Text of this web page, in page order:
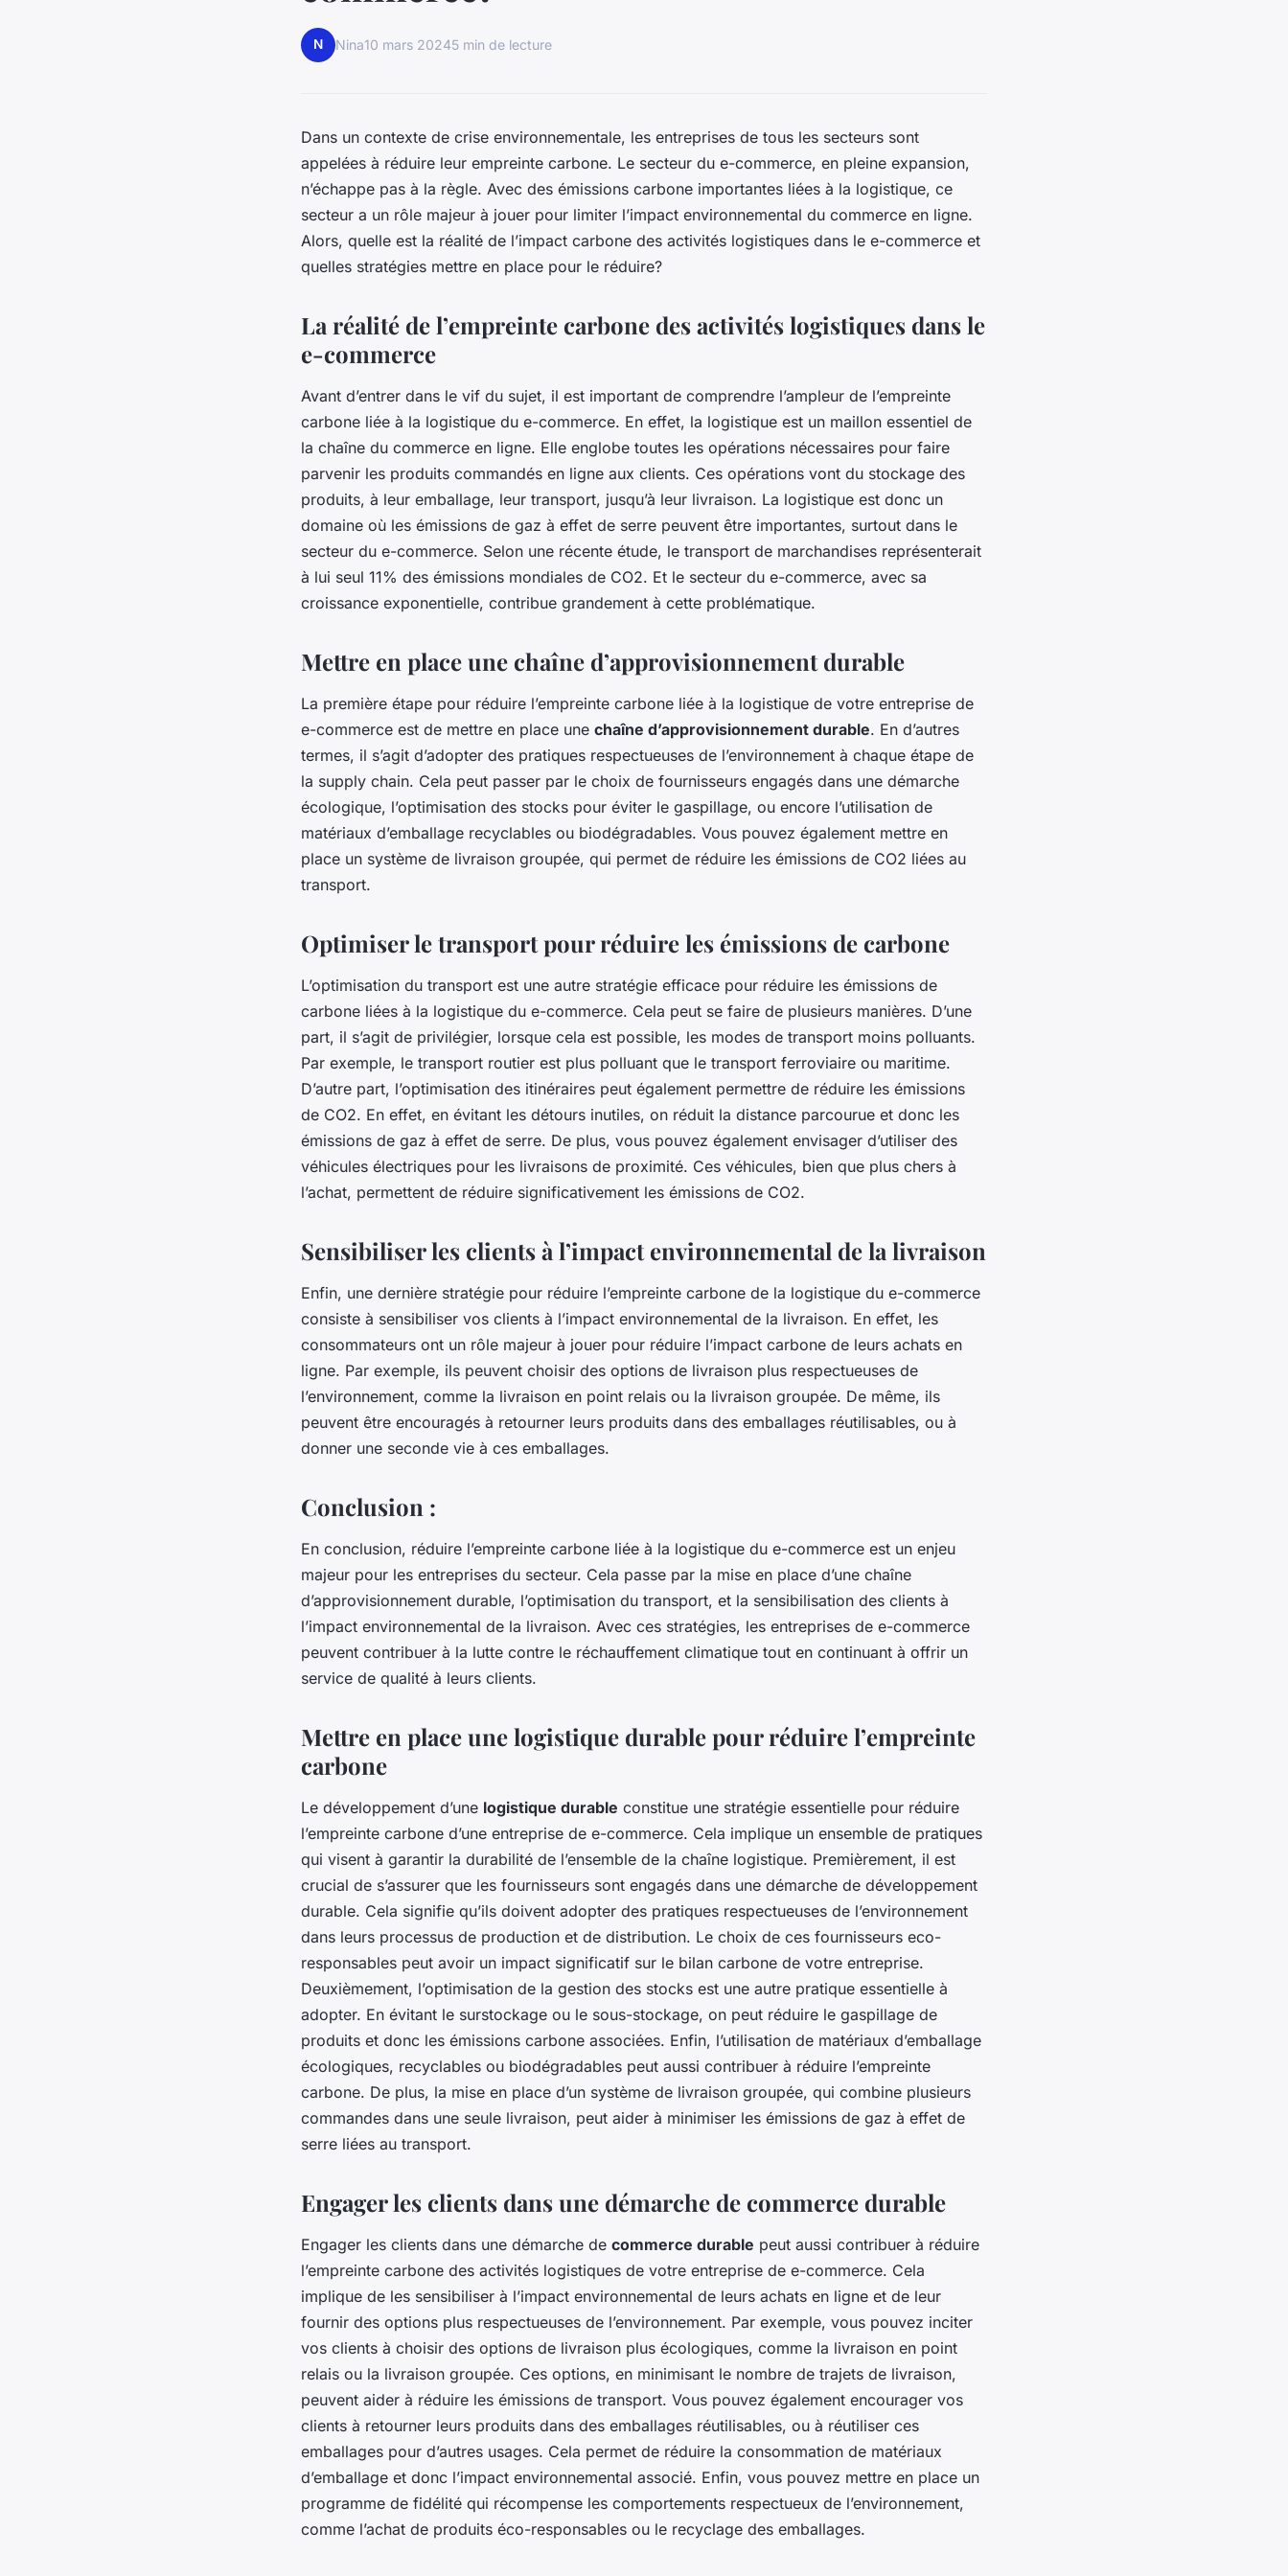
N Nina10 mars 20245 min de lecture
Dans un contexte de crise environnementale, les entreprises de tous les secteurs sont
appelées à réduire leur empreinte carbone. Le secteur du e-commerce, en pleine expansion,
n’échappe pas à la règle. Avec des émissions carbone importantes liées à la logistique, ce
secteur a un rôle majeur à jouer pour limiter l’impact environnemental du commerce en ligne.
Alors, quelle est la réalité de l’impact carbone des activités logistiques dans le e-commerce et
quelles stratégies mettre en place pour le réduire?
La réalité de l’empreinte carbone des activités logistiques dans le
e-commerce
Avant d’entrer dans le vif du sujet, il est important de comprendre l’ampleur de l’empreinte
carbone liée à la logistique du e-commerce. En effet, la logistique est un maillon essentiel de
la chaîne du commerce en ligne. Elle englobe toutes les opérations nécessaires pour faire
parvenir les produits commandés en ligne aux clients. Ces opérations vont du stockage des
produits, à leur emballage, leur transport, jusqu’à leur livraison. La logistique est donc un
domaine où les émissions de gaz à effet de serre peuvent être importantes, surtout dans le
secteur du e-commerce. Selon une récente étude, le transport de marchandises représenterait
à lui seul 11% des émissions mondiales de CO2. Et le secteur du e-commerce, avec sa
croissance exponentielle, contribue grandement à cette problématique.
Mettre en place une chaîne d’approvisionnement durable
La première étape pour réduire l’empreinte carbone liée à la logistique de votre entreprise de
e-commerce est de mettre en place une chaîne d’approvisionnement durable. En d’autres
termes, il s’agit d’adopter des pratiques respectueuses de l’environnement à chaque étape de
la supply chain. Cela peut passer par le choix de fournisseurs engagés dans une démarche
écologique, l’optimisation des stocks pour éviter le gaspillage, ou encore l’utilisation de
matériaux d’emballage recyclables ou biodégradables. Vous pouvez également mettre en
place un système de livraison groupée, qui permet de réduire les émissions de CO2 liées au
transport.
Optimiser le transport pour réduire les émissions de carbone
L’optimisation du transport est une autre stratégie efficace pour réduire les émissions de
carbone liées à la logistique du e-commerce. Cela peut se faire de plusieurs manières. D’une
part, il s’agit de privilégier, lorsque cela est possible, les modes de transport moins polluants.
Par exemple, le transport routier est plus polluant que le transport ferroviaire ou maritime.
D’autre part, l’optimisation des itinéraires peut également permettre de réduire les émissions
de CO2. En effet, en évitant les détours inutiles, on réduit la distance parcourue et donc les
émissions de gaz à effet de serre. De plus, vous pouvez également envisager d’utiliser des
véhicules électriques pour les livraisons de proximité. Ces véhicules, bien que plus chers à
l’achat, permettent de réduire significativement les émissions de CO2.
Sensibiliser les clients à l’impact environnemental de la livraison
Enfin, une dernière stratégie pour réduire l’empreinte carbone de la logistique du e-commerce
consiste à sensibiliser vos clients à l’impact environnemental de la livraison. En effet, les
consommateurs ont un rôle majeur à jouer pour réduire l’impact carbone de leurs achats en
ligne. Par exemple, ils peuvent choisir des options de livraison plus respectueuses de
l’environnement, comme la livraison en point relais ou la livraison groupée. De même, ils
peuvent être encouragés à retourner leurs produits dans des emballages réutilisables, ou à
donner une seconde vie à ces emballages.
Conclusion :
En conclusion, réduire l’empreinte carbone liée à la logistique du e-commerce est un enjeu
majeur pour les entreprises du secteur. Cela passe par la mise en place d’une chaîne
d’approvisionnement durable, l’optimisation du transport, et la sensibilisation des clients à
l’impact environnemental de la livraison. Avec ces stratégies, les entreprises de e-commerce
peuvent contribuer à la lutte contre le réchauffement climatique tout en continuant à offrir un
service de qualité à leurs clients.
Mettre en place une logistique durable pour réduire l’empreinte
carbone
Le développement d’une logistique durable constitue une stratégie essentielle pour réduire
l’empreinte carbone d’une entreprise de e-commerce. Cela implique un ensemble de pratiques
qui visent à garantir la durabilité de l’ensemble de la chaîne logistique. Premièrement, il est
crucial de s’assurer que les fournisseurs sont engagés dans une démarche de développement
durable. Cela signifie qu’ils doivent adopter des pratiques respectueuses de l’environnement
dans leurs processus de production et de distribution. Le choix de ces fournisseurs eco-
responsables peut avoir un impact significatif sur le bilan carbone de votre entreprise.
Deuxièmement, l’optimisation de la gestion des stocks est une autre pratique essentielle à
adopter. En évitant le surstockage ou le sous-stockage, on peut réduire le gaspillage de
produits et donc les émissions carbone associées. Enfin, l’utilisation de matériaux d’emballage
écologiques, recyclables ou biodégradables peut aussi contribuer à réduire l’empreinte
carbone. De plus, la mise en place d’un système de livraison groupée, qui combine plusieurs
commandes dans une seule livraison, peut aider à minimiser les émissions de gaz à effet de
serre liées au transport.
Engager les clients dans une démarche de commerce durable
Engager les clients dans une démarche de commerce durable peut aussi contribuer à réduire
l’empreinte carbone des activités logistiques de votre entreprise de e-commerce. Cela
implique de les sensibiliser à l’impact environnemental de leurs achats en ligne et de leur
fournir des options plus respectueuses de l’environnement. Par exemple, vous pouvez inciter
vos clients à choisir des options de livraison plus écologiques, comme la livraison en point
relais ou la livraison groupée. Ces options, en minimisant le nombre de trajets de livraison,
peuvent aider à réduire les émissions de transport. Vous pouvez également encourager vos
clients à retourner leurs produits dans des emballages réutilisables, ou à réutiliser ces
emballages pour d’autres usages. Cela permet de réduire la consommation de matériaux
d’emballage et donc l’impact environnemental associé. Enfin, vous pouvez mettre en place un
programme de fidélité qui récompense les comportements respectueux de l’environnement,
comme l’achat de produits éco-responsables ou le recyclage des emballages.